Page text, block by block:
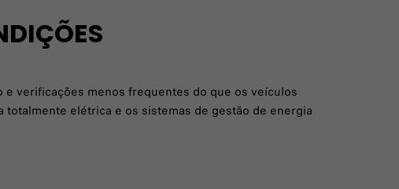
verificações menos frequentes do que os veículos
elétrica e os sistemas de gestão de energia